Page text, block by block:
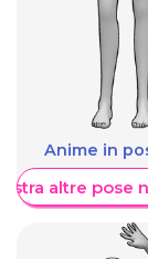
Anime in
altre pose